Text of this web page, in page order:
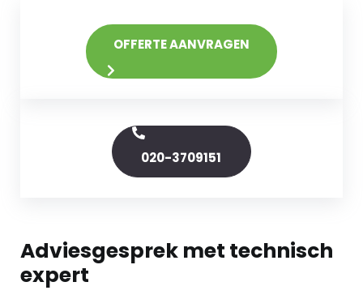
OFFERTE AANVRAGEN
020-3709151
Adviesgesprek met technisch
expert